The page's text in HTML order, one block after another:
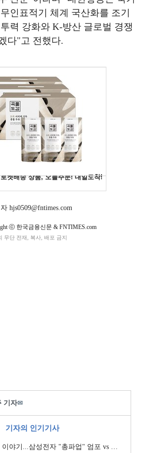
인표적기 체계 국산화를 조기
력 강화와 K-방산 글로벌 경쟁
다"고 전했다.
hjs0509@fntimes.com
ⓒ 한국금융신문 & FNTIMES.com
무단 전재, 복사, 배포 금지
기자✉
기자의 인기기사
삼성전자 "총파업" 엄포 vs 삼성重 '노사 원팀' 자처